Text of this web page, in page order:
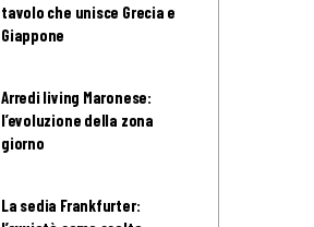
tavolo che unisce Grecia e
Giappone
Arredi living Maronese:
l’evoluzione della zona
giorno
La sedia Frankfurter: